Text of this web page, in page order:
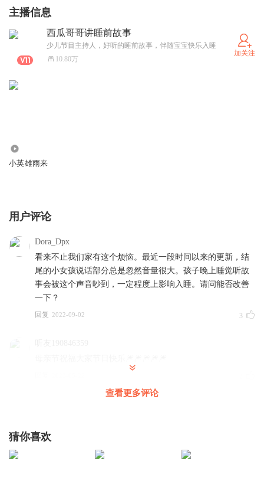
主播信息
西瓜哥哥讲睡前故事
少儿节目主持人，好听的睡前故事，伴随宝宝快乐入睡
10.80万
加关注
小英雄雨来
用户评论
Dora_Dpx
看来不止我们家有这个烦恼。最近一段时间以来的更新，结
尾的小女孩说话部分总是忽然音量很大。孩子晚上睡觉听故
事会被这个声音吵到，一定程度上影响入睡。请问能否改善
一下？
回复 2022-09-02 3
都把孩子吓一跳，差评啊
查看更多评论
猜你喜欢